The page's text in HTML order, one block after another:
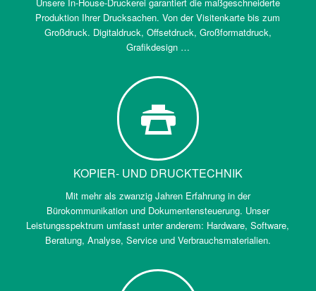
Produktion Ihrer Drucksachen. Von der Visitenkarte bis zum
Großdruck. Digitaldruck, Offsetdruck, Großformatdruck,
Grafikdesign …
KOPIER- UND DRUCKTECHNIK
Mit mehr als zwanzig Jahren Erfahrung in der
Bürokommunikation und Dokumentensteuerung. Unser
Leistungsspektrum umfasst unter anderem: Hardware, Software,
Beratung, Analyse, Service und Verbrauchsmaterialien.